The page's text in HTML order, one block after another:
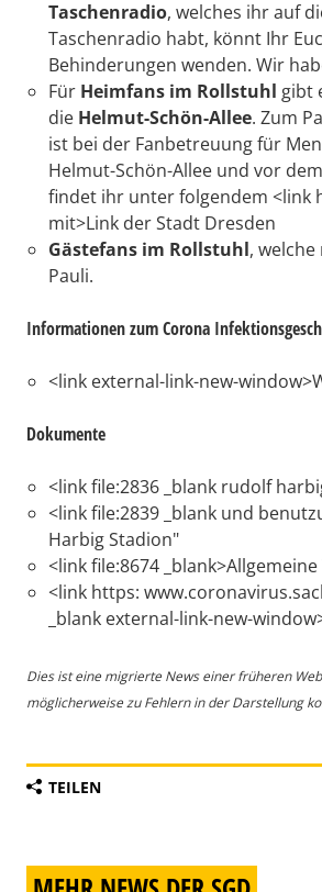
Taschenradio, welches ihr auf
Taschenradio habt, könnt Ihr
Behinderungen wenden. Wir
Für Heimfans im Rollstuhl gibt
die Helmut-Schön-Allee. Zum
ist bei der Fanbetreuung für
Helmut-Schön-Allee und vor
findet ihr unter folgendem <link
mit>Link der Stadt Dresden
Gästefans im Rollstuhl,
Pauli.
Informationen zum Corona
<link external-link-new-
Dokumente
<link file:2836 _blank rudolf
<link file:2839 _blank und
Harbig Stadion"
<link file:8674
<link https:
_blank external-link-new-
Dies ist eine migrierte News einer früheren
möglicherweise zu Fehlern in der Darstellung
TEILEN